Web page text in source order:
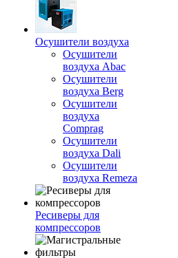
Осушители воздуха
Осушители
воздуха Abac
Осушители
воздуха Berg
Осушители
воздуха
Comprag
Осушители
воздуха Dali
Осушители
воздуха Remeza
Ресиверы для
компрессоров